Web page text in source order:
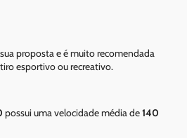
proposta e é muito recomendada
esportivo ou recreativo.
possui uma velocidade média de140